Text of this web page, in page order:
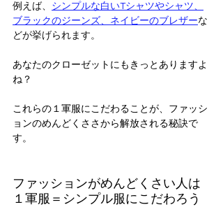
例えば、 シンプルな白いTシャツやシャツ、
ブラックのジーンズ、ネイビーのブレザーな
どが挙げられます。
あなたのクローゼットにもきっとありますよ
ね？
これらの１軍服にこだわることが、ファッシ
ョンのめんどくささから解放される秘訣で
す。
ファッションがめんどくさい人は
１軍服＝シンプル服にこだわろう